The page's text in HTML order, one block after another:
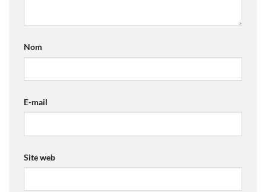
Nom
E-mail
Site web